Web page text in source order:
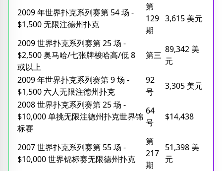
2009 年世界扑克系列赛第 54 场 -
$1,500 无限注德州扑克
第
129
期
3,615 美元
2009 世界扑克系列赛第 25 场 -
$2,500 奥马哈/七张牌梭哈高/低 8
或以上
第三
89,342 美
元
2009 年世界扑克系列赛第 9 场 -
$1,500 六人无限注德州扑克
92
号
3,305 美元
2008 世界扑克系列赛第 25 场 -
$10,000 单挑无限注德州扑克世界锦
标赛
64
号
$14,438
2007 世界扑克系列赛第 55 场 -
$10,000 世界锦标赛无限德州扑克
第
217
期
51,398 美
元